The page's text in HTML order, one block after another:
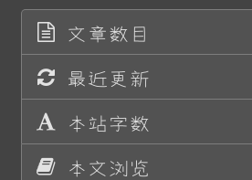
文章数目
最近更新
本站字数
本文浏览